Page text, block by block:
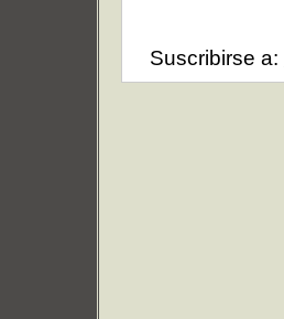
Suscribirse a: